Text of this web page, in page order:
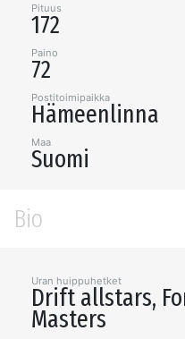
Pituus
172
Paino
72
Postitoimipaikka
Hämeenlinna
Maa
Suomi
Bio
Uran huippuhetket
Drift allstars,
Masters